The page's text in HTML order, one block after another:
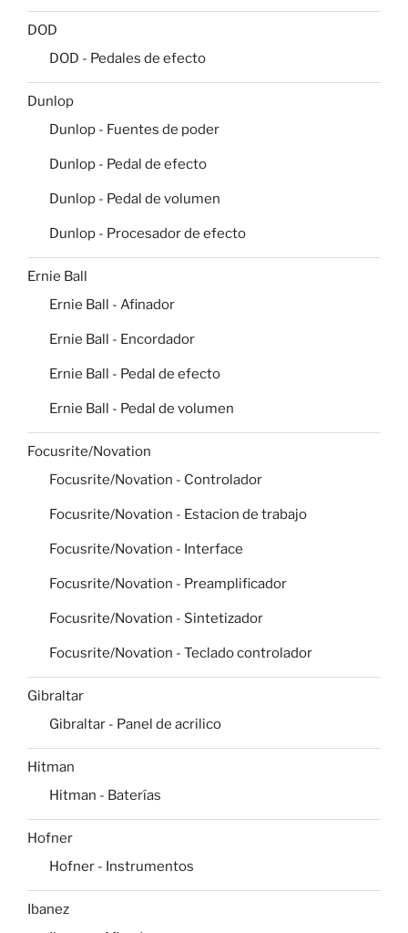
DOD
DOD - Pedales de efecto
Dunlop
Dunlop - Fuentes de poder
Dunlop - Pedal de efecto
Dunlop - Pedal de volumen
Dunlop - Procesador de efecto
Ernie Ball
Ernie Ball - Afinador
Ernie Ball - Encordador
Ernie Ball - Pedal de efecto
Ernie Ball - Pedal de volumen
Focusrite/Novation
Focusrite/Novation - Controlador
Focusrite/Novation - Estacion de trabajo
Focusrite/Novation - Interface
Focusrite/Novation - Preamplificador
Focusrite/Novation - Sintetizador
Focusrite/Novation - Teclado controlador
Gibraltar
Gibraltar - Panel de acrilico
Hitman
Hitman - Baterías
Hofner
Hofner - Instrumentos
Ibanez